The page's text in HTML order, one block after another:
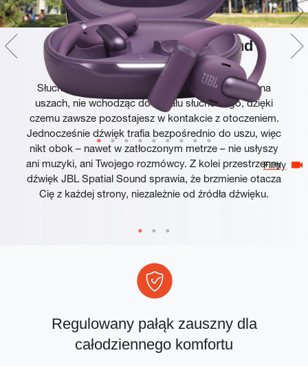
Filmy
Technologia JBL OpenSound i
Spatial Sound
Słuchawki JBL Sense Pro opierają się wygodnie na
uszach, nie wchodząc do kanału słuchowego, dzięki
czemu zawsze pozostajesz w kontakcie z otoczeniem.
Jednocześnie dźwięk trafia bezpośrednio do uszu, więc
nikt obok – nawet w zatłoczonym metrze – nie usłyszy
ani muzyki, ani Twojego rozmówcy. Z kolei przestrzenny
dźwięk JBL Spatial Sound sprawia, że brzmienie otacza
Cię z każdej strony, niezależnie od źródła dźwięku.
Regulowany pałąk zauszny dla
całodziennego komfortu